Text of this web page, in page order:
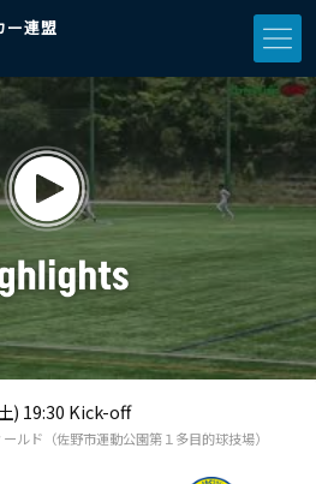
ー連盟
) 19:30 Kick-off
ルド（佐野市運動公園第１多目的球技場）